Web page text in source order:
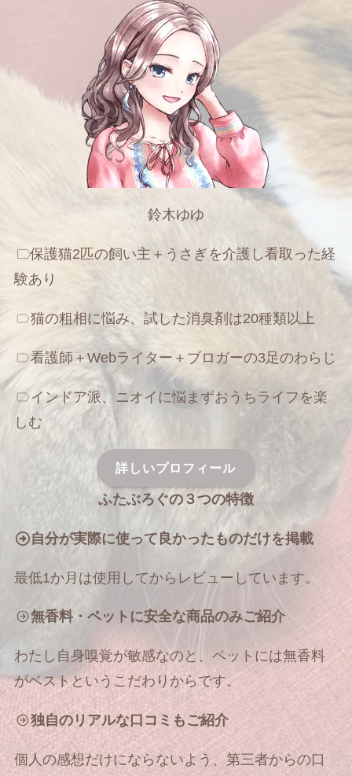
鈴木ゆゆ
保護猫2匹の飼い主＋うさぎ を介護し看取った経
験あり
猫の粗相に悩み、試した消臭剤は20種類以上
看護師＋Webライター＋ブロガーの3足のわらじ
インドア派、ニオイに悩まずおうちライフを楽
しむ
詳しいプロフィール
ふたぶろぐの３つの特徴
自分が実際に使って良かったものだけを掲載
最低1か月は使用してからレビューしています。
無香料・ペットに安全な商品のみご紹介
わたし自身嗅覚が敏感なのと、ペットには無香料
がベストというこだわりからです。
独自のリアルな口コミもご紹介
個人の感想だけにならないよう、第三者からの口